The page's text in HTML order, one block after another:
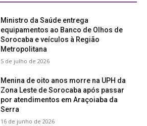
Ministro da Saúde entrega
equipamentos ao Banco de Olhos de
Sorocaba e veículos à Região
Metropolitana
5 de julho de 2026
Menina de oito anos morre na UPH da
Zona Leste de Sorocaba após passar
por atendimentos em Araçoiaba da
Serra
16 de junho de 2026